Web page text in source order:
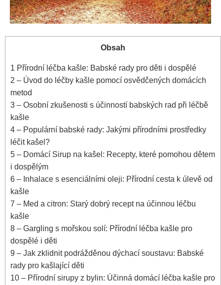
Obsah
1 Přírodní⁤ léčba kašle: Babské rady pro děti i dospělé
2 – Úvod do léčby kašle pomocí osvědčených domácích
metod
3 – Osobní zkušenosti s účinností babských ​rad při léčbě
‍kašle
4 – Populární⁢ babské rady: Jakými přírodními prostředky
léčit kašel?
5 – Domácí Sirup na kašel: Recepty, které pomohou dětem
i dospělým
6 – Inhalace s ‌esenciálními oleji: Přírodní‍ cesta k úlevě od
kašle
7 – Med a citron:‌ Starý dobrý recept na účinnou léčbu
‌kašle
8 – Gargling⁣ s mořskou solí: Přírodní léčba kašle pro
‍dospělé i‌ děti
9 – Jak zklidnit podrážděnou dýchací soustavu: Babské
rady pro kašlající děti
10 – Přírodní sirupy z bylin: Účinná domácí léčba⁣ kašle pro